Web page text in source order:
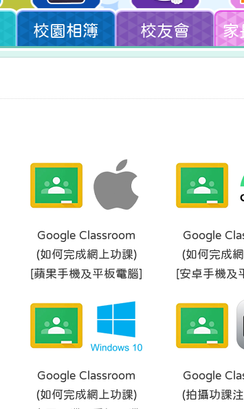
校園相簿 校友會 家
Google Classroom
(如何完成網上功課)
[蘋果手機及平板電腦]
Google
(如何完成
[安卓手機及
Google Classroom
(如何完成網上功課)
Google
(拍攝功課